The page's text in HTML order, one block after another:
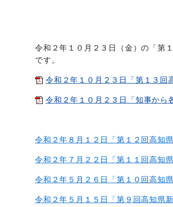
令和２年１０月２３日（金）の「第
です。
令和２年１０月２３日「第１３回
令和２年１０月２３日「知事から
令和２年８月１２ 日「第１２回高知
令和２年７月２２ 日「第１１回高知
令和２年５月２６ 日「第１０回高知
令和 ２年５月１５ 日「第９回高知県